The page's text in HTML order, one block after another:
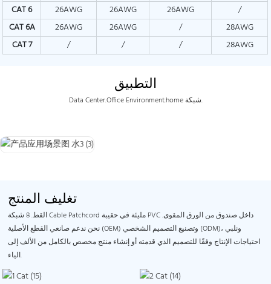
CAT6 26AWG 26AWG 26AWG
/
CAT6A 26AWG 26AWG /
28AWG
CAT7 / / / 28AWG
التطبيق
Data Center.Office Environment.home شبكة.
تغليف المنتج
القط. 8 شبكة Cable Patchcord مليئة في حقيبة PVC داخل صندوق من الورق المقوى.
نحن ندعم صانعي القطع الأصلية (OEM) وتصنيع التصميم الشخصي (ODM)، ونلبي
احتياجات الإنتاج وفقًا للتصميم الذي قدمته أو إنشاء منتج مخصص بالكامل من الألف إلى
الياء.